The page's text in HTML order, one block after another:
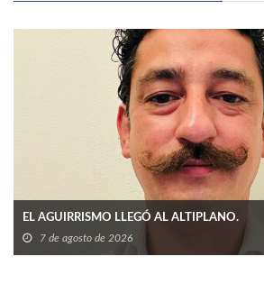
EL AGUIRRISMO LLEGÓ AL ALTIPLANO.
7 de agosto de 2026